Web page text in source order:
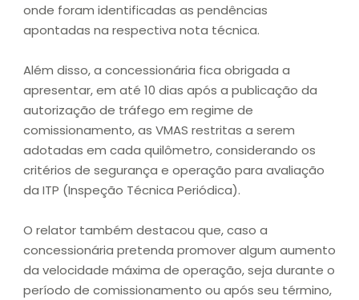
onde foram identificadas as pendências
apontadas na respectiva nota técnica.
Além disso, a concessionária fica obrigada a
apresentar, em até 10 dias após a publicação da
autorização de tráfego em regime de
comissionamento, as VMAS restritas a serem
adotadas em cada quilômetro, considerando os
critérios de segurança e operação para avaliação
da ITP (Inspeção Técnica Periódica).
O relator também destacou que, caso a
concessionária pretenda promover algum aumento
da velocidade máxima de operação, seja durante o
período de comissionamento ou após seu término,